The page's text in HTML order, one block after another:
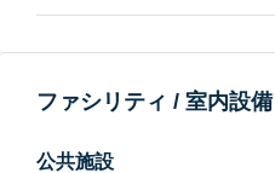
ファシリティ / 室内設備
公共施設